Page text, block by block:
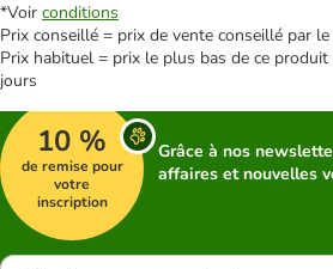
*Voir conditions
Prix conseillé = prix de vente conseillé par
Prix habituel = prix le plus bas de ce
jours
10 %
de remise pour
votre
inscription
Grâce à nos
affaires et nouvelles